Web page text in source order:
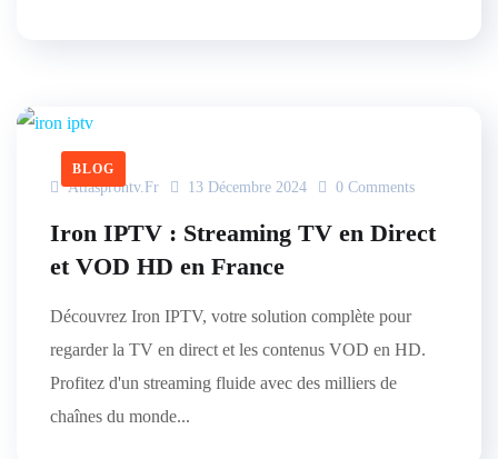
BLOG
Atlasprontv.fr 13 Décembre 2024 0 Comments
Iron IPTV : Streaming TV en Direct
et VOD HD en France
Découvrez Iron IPTV, votre solution complète pour
regarder la TV en direct et les contenus VOD en HD.
Profitez d'un streaming fluide avec des milliers de
chaînes du monde...